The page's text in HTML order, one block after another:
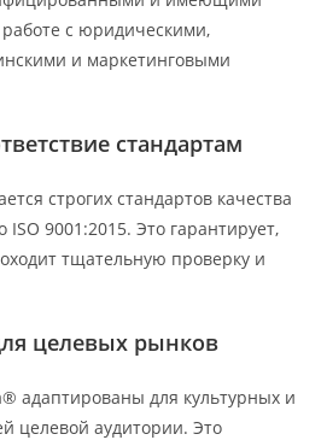
с юридическими,
и маркетинговыми
стандартам
строгих стандартов качества
9001:2015. Это гарантирует,
тщательную проверку и
целевых рынков
адаптированы для культурных и
целевой аудитории. Это